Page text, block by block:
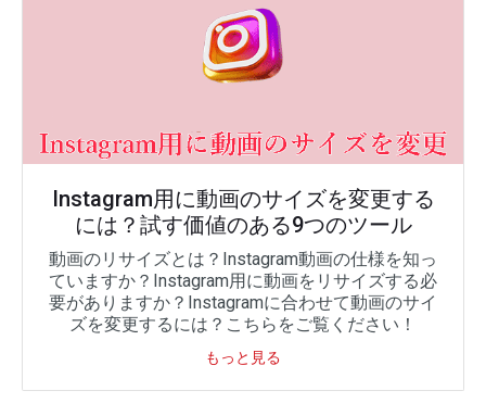
Instagram用に動画のサイズを変更する
には？試す価値のある9つのツール
動画のリサイズとは？Instagram動画の仕様を知っ
ていますか？Instagram用に動画をリサイズする必
要がありますか？Instagramに合わせて動画のサイ
ズを変更するには？こちらをご覧ください！
もっと見る